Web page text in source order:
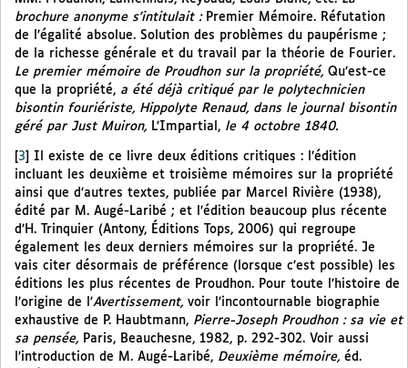
brochure anonyme s’intitulait : Premier Mémoire. Réfutation
de l’égalité absolue. Solution des problèmes du paupérisme ;
de la richesse générale et du travail par la théorie de Fourier.
Le premier mémoire de Proudhon sur la propriété, Qu’est-ce
que la propriété, a été déjà critiqué par le polytechnicien
bisontin fouriériste, Hippolyte Renaud, dans le journal bisontin
géré par Just Muiron, L’Impartial, le 4 octobre 1840.
3
Il existe de ce livre deux éditions critiques : l’édition
incluant les deuxième et troisième mémoires sur la propriété
ainsi que d’autres textes, publiée par Marcel Rivière (1938),
édité par M. Augé-Laribé ; et l’édition beaucoup plus récente
d’H. Trinquier (Antony, Éditions Tops, 2006) qui regroupe
également les deux derniers mémoires sur la propriété. Je
vais citer désormais de préférence (lorsque c’est possible) les
éditions les plus récentes de Proudhon. Pour toute l’histoire de
l’origine de l’Avertissement, voir l’incontournable biographie
exhaustive de P. Haubtmann, Pierre-Joseph Proudhon : sa vie et
sa pensée, Paris, Beauchesne, 1982, p. 292-302. Voir aussi
l’introduction de M. Augé-Laribé, Deuxième mémoire, éd.